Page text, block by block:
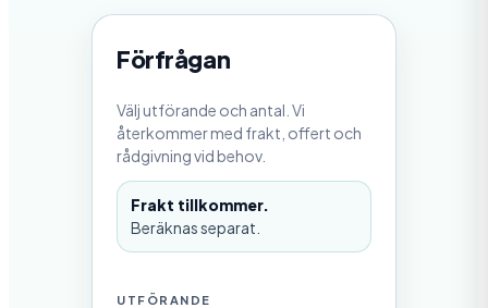
Förfrågan
Välj utförande och antal. Vi
återkommer med frakt, offert och
rådgivning vid behov.
Frakt tillkommer.
Beräknas separat.
UTFÖRANDE